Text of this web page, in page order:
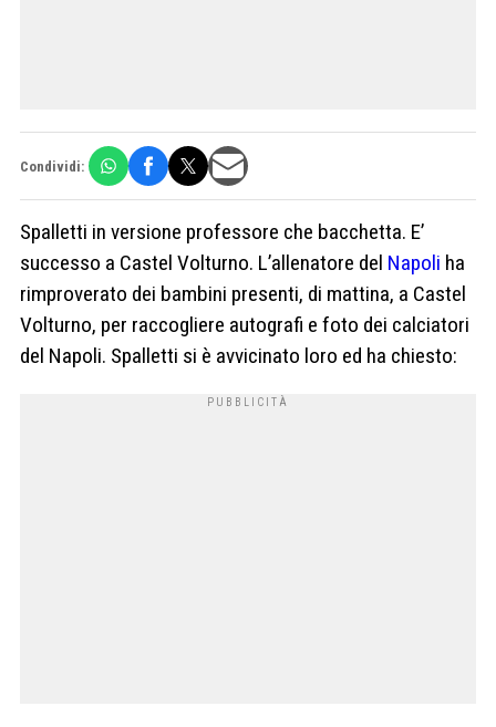
Condividi:
Spalletti in versione professore che bacchetta. E’
successo a Castel Volturno. L’allenatore del Napoli ha
rimproverato dei bambini presenti, di mattina, a Castel
Volturno, per raccogliere autografi e foto dei calciatori
del Napoli. Spalletti si è avvicinato loro ed ha chiesto: